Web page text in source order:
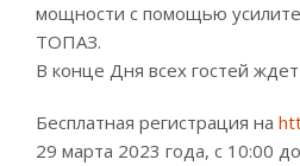
мощности с помощью
ТОПАЗ.
В конце Дня всех гостей
Бесплатная регистрация на
29 марта 2023 года, с 10:00